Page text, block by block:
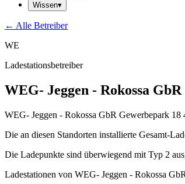
Wissen▾
← Alle Betreiber
WE
Ladestationsbetreiber
WEG- Jeggen - Rokossa
WEG- Jeggen - Rokossa GbR Gewerbepark
Die an diesen Standorten installierte Gesamt-
Die Ladepunkte sind überwiegend mit Typ 2
Ladestationen von WEG- Jeggen - Rokossa